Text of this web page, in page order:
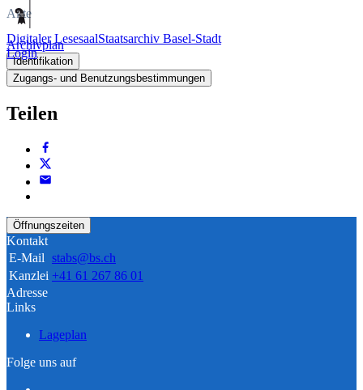
Digitaler LesesaalStaatsarchiv Basel-Stadt
Login
Akte
Archivplan
Identifikation
Zugangs- und Benutzungsbestimmungen
Teilen
Öffnungszeiten
Kontakt
E-Mail stabs@bs.ch
Kanzlei +41 61 267 86 01
Adresse
Links
Lageplan
Folge uns auf